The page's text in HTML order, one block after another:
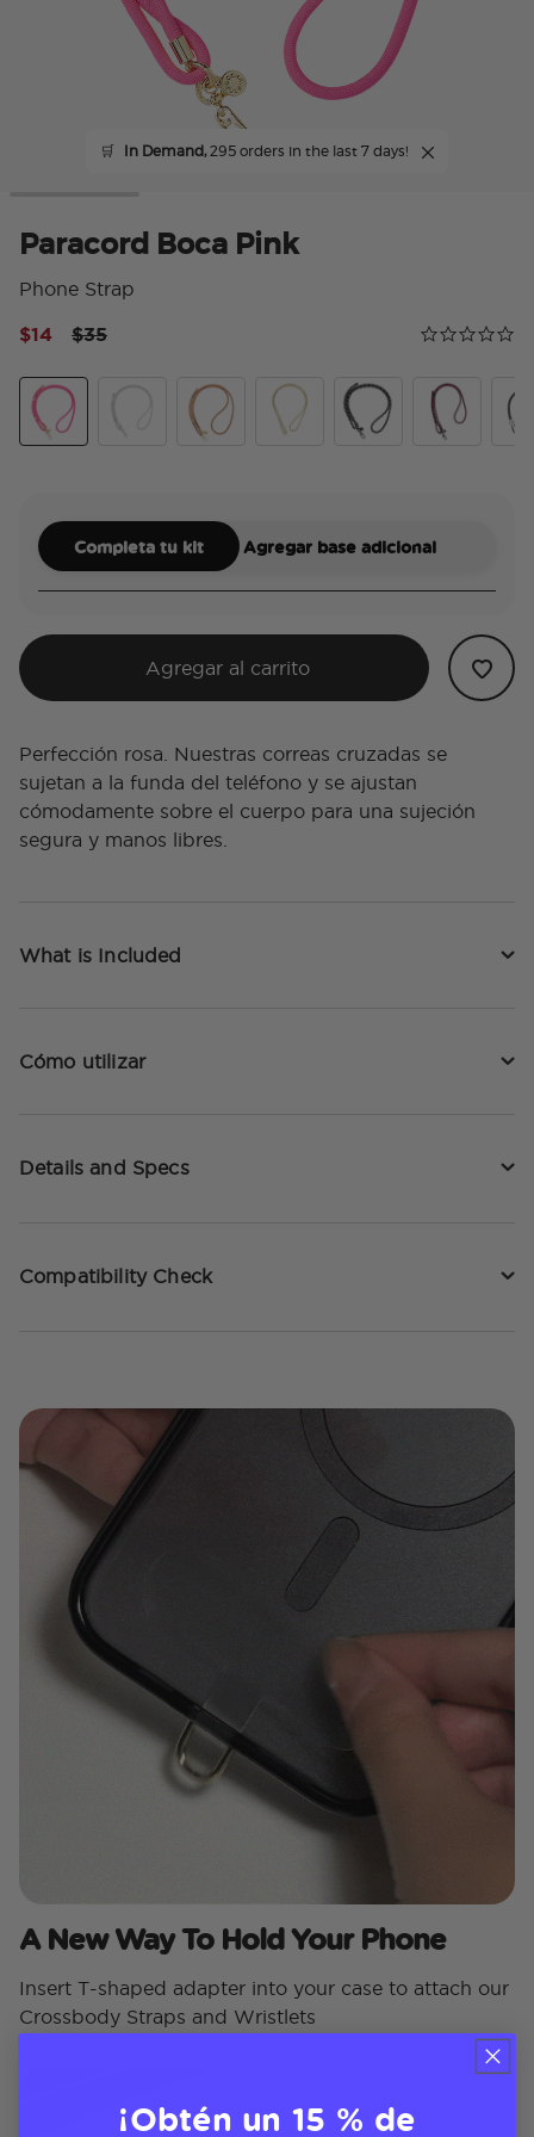
🛒 In Demand,295 orders in the last 7 days!
Paracord Boca Pink
Phone Strap
Calificación
0.0 star rating
Price reduced from
$35to
$14
Completa tu kit Agregar base adicional
Agregar al carrito
Perfección rosa. Nuestras correas cruzadas se
sujetan a la funda del teléfono y se ajustan
cómodamente sobre el cuerpo para una sujeción
segura y manos libres.
What is Included
Cómo utilizar
Details and Specs
Compatibility Check
A New Way To Hold Your Phone
Insert T-shaped adapter into your case to attach our
Crossbody Straps and Wristlets
¡Obtén un 15 % de